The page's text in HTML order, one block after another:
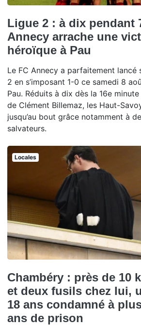
Ligue 2 : à dix pendant
Annecy arrache une
héroïque à Pau
Le FC Annecy a parfaitement lancé
2 en s’imposant 1-0 ce samedi 8
Pau. Réduits à dix dès la 16e minute
de Clément Billemaz, les Haut-
jusqu’au bout grâce notamment à
salvateurs.
Locales
Chambéry : près de 10
et deux fusils chez lui,
18 ans condamné à
ans de prison